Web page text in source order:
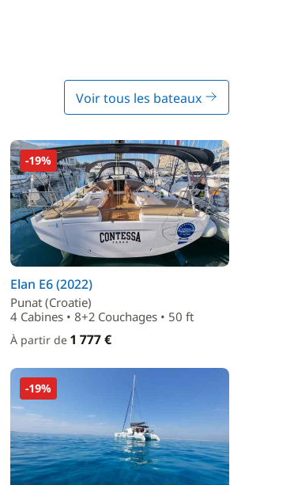
Voir tous les bateaux
-19%
Elan E6 (2022)
Punat (Croatie)
4 Cabines • 8+2 Couchages • 50 ft
À partir de 1 777 €
-19%